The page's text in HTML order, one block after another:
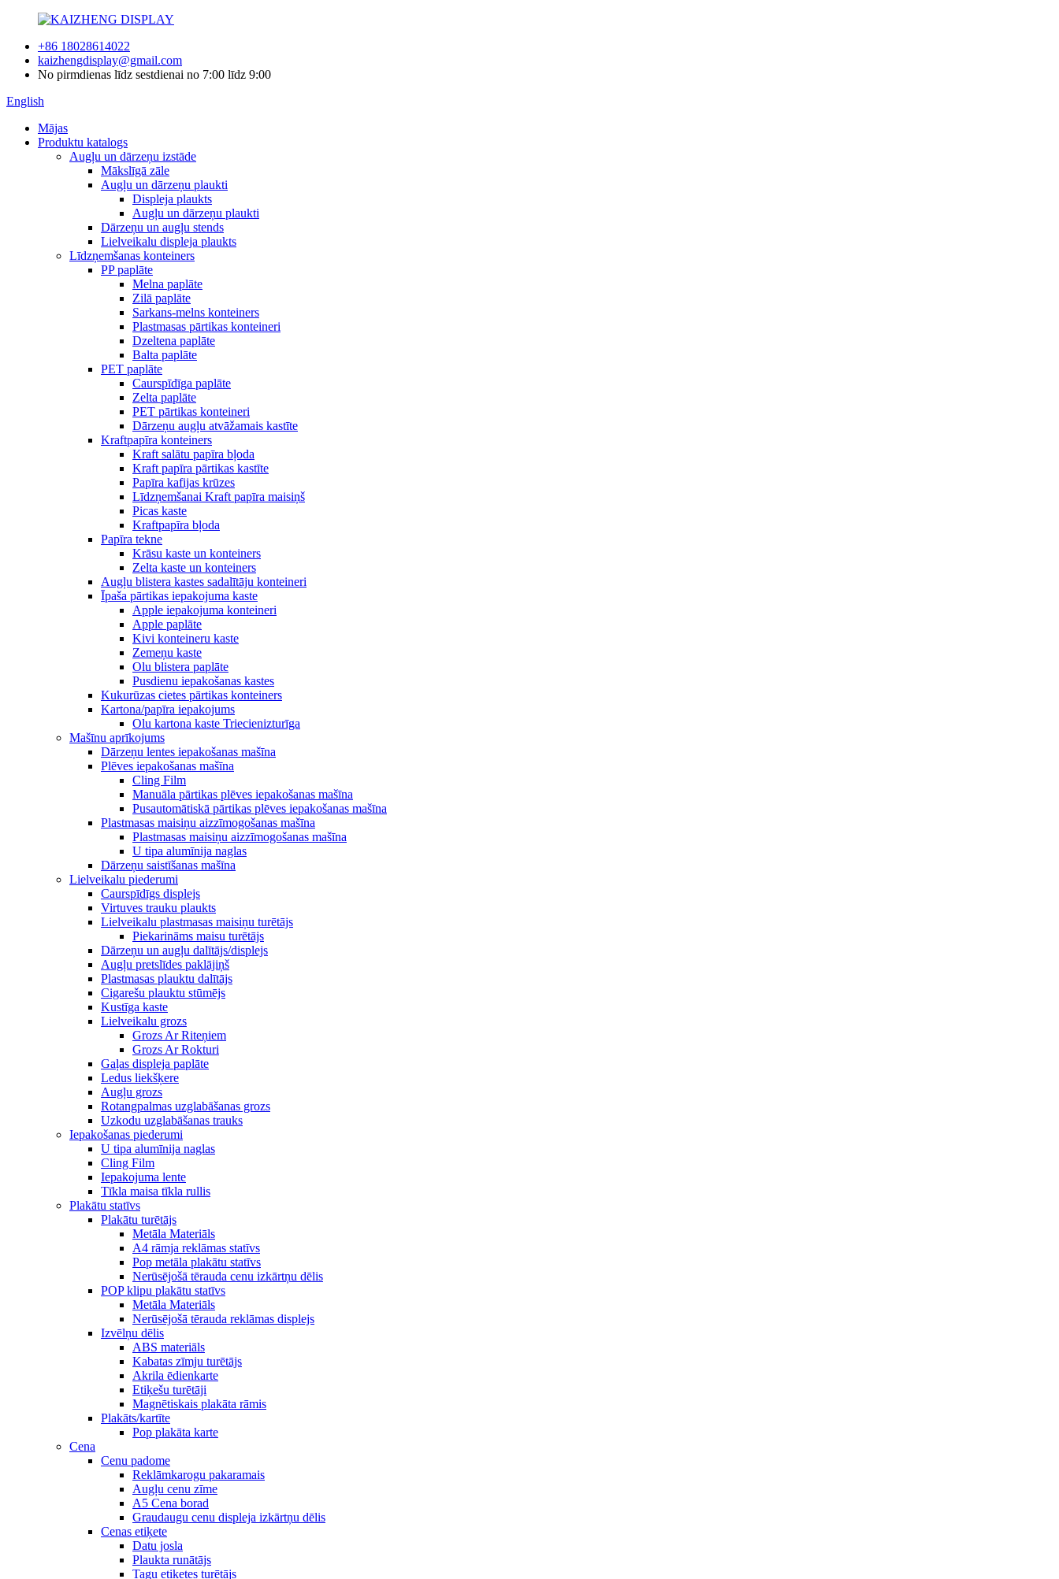
+86 18028614022
kaizhengdisplay@gmail.com
No pirmdienas līdz sestdienai no 7:00 līdz 9:00
English
Mājas
Produktu katalogs
Augļu un dārzeņu izstāde
Mākslīgā zāle
Augļu un dārzeņu plaukti
Displeja plaukts
Augļu un dārzeņu plaukti
Dārzeņu un augļu stends
Lielveikalu displeja plaukts
Līdzņemšanas konteiners
PP paplāte
Melna paplāte
Zilā paplāte
Sarkans-melns konteiners
Plastmasas pārtikas konteineri
Dzeltena paplāte
Balta paplāte
PET paplāte
Caurspīdīga paplāte
Zelta paplāte
PET pārtikas konteineri
Dārzeņu augļu atvāžamais kastīte
Kraftpapīra konteiners
Kraft salātu papīra bļoda
Kraft papīra pārtikas kastīte
Papīra kafijas krūzes
Līdzņemšanai Kraft papīra maisiņš
Picas kaste
Kraftpapīra bļoda
Papīra tekne
Krāsu kaste un konteiners
Zelta kaste un konteiners
Augļu blistera kastes sadalītāju konteineri
Īpaša pārtikas iepakojuma kaste
Apple iepakojuma konteineri
Apple paplāte
Kivi konteineru kaste
Zemeņu kaste
Olu blistera paplāte
Pusdienu iepakošanas kastes
Kukurūzas cietes pārtikas konteiners
Kartona/papīra iepakojums
Olu kartona kaste Triecienizturīga
Mašīnu aprīkojums
Dārzeņu lentes iepakošanas mašīna
Plēves iepakošanas mašīna
Cling Film
Manuāla pārtikas plēves iepakošanas mašīna
Pusautomātiskā pārtikas plēves iepakošanas mašīna
Plastmasas maisiņu aizzīmogošanas mašīna
Plastmasas maisiņu aizzīmogošanas mašīna
U tipa alumīnija naglas
Dārzeņu saistīšanas mašīna
Lielveikalu piederumi
Caurspīdīgs displejs
Virtuves trauku plaukts
Lielveikalu plastmasas maisiņu turētājs
Piekarināms maisu turētājs
Dārzeņu un augļu dalītājs/displejs
Augļu pretslīdes paklājiņš
Plastmasas plauktu dalītājs
Cigarešu plauktu stūmējs
Kustīga kaste
Lielveikalu grozs
Grozs Ar Riteņiem
Grozs Ar Rokturi
Gaļas displeja paplāte
Ledus liekšķere
Augļu grozs
Rotangpalmas uzglabāšanas grozs
Uzkodu uzglabāšanas trauks
Iepakošanas piederumi
U tipa alumīnija naglas
Cling Film
Iepakojuma lente
Tīkla maisa tīkla rullis
Plakātu statīvs
Plakātu turētājs
Metāla Materiāls
A4 rāmja reklāmas statīvs
Pop metāla plakātu statīvs
Nerūsējošā tērauda cenu izkārtņu dēlis
POP klipu plakātu statīvs
Metāla Materiāls
Nerūsējošā tērauda reklāmas displejs
Izvēlņu dēlis
ABS materiāls
Kabatas zīmju turētājs
Akrila ēdienkarte
Etiķešu turētāji
Magnētiskais plakāta rāmis
Plakāts/kartīte
Pop plakāta karte
Cena
Cenu padome
Reklāmkarogu pakaramais
Augļu cenu zīme
A5 Cena borad
Graudaugu cenu displeja izkārtņu dēlis
Cenas etiķete
Datu josla
Plaukta runātājs
Tagu etiķetes turētājs